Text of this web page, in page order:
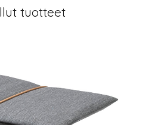
tuotteet